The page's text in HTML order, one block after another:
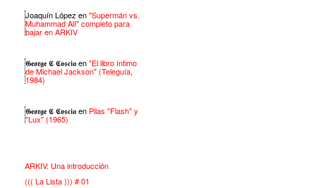
Joaquín López en"Supermán vs.
Muhammad Alí" completo para
bajar en ARKIV
𝕲𝖊𝖔𝖗𝖌𝖊 𝕮 𝕮𝖔𝖘𝖈𝖎𝖆en"El libro íntimo
de Michael Jackson" (Teleguía,
1984)
𝕲𝖊𝖔𝖗𝖌𝖊 𝕮 𝕮𝖔𝖘𝖈𝖎𝖆en Pilas "Flash" y
"Lux" (1965)
ARKIV: Una introducción
((( La Lista ))) # 01